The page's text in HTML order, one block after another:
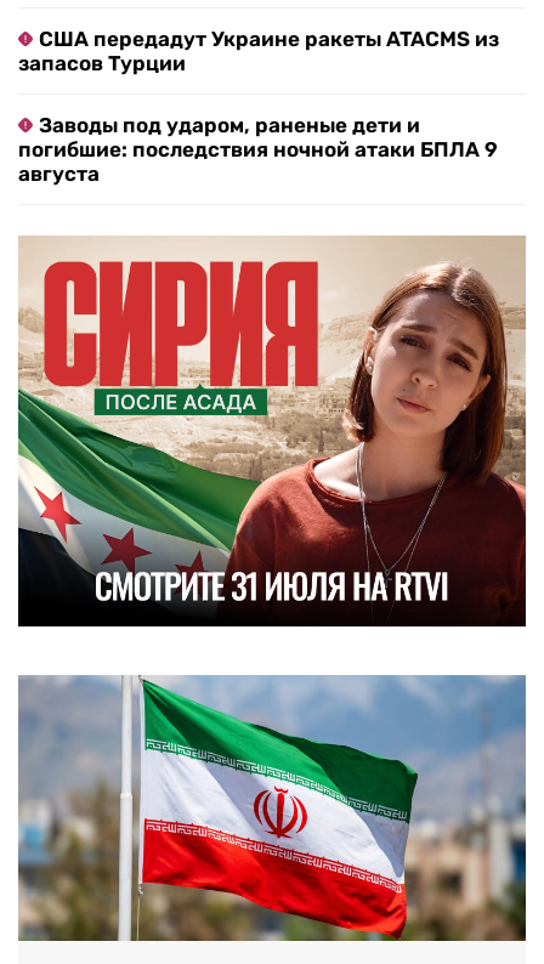
США передадут Украине ракеты ATACMS из
запасов Турции
Заводы под ударом, раненые дети и
погибшие: последствия ночной атаки БПЛА 9
августа